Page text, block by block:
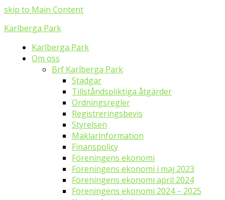
skip to Main Content
Karlberga Park
Karlberga Park
Om oss
Brf Karlberga Park
Stadgar
Tillståndspliktiga åtgärder
Ordningsregler
Registreringsbevis
Styrelsen
Mäklarinformation
Finanspolicy
Föreningens ekonomi
Föreningens ekonomi i maj 2023
Föreningens ekonomi april 2024
Föreningens ekonomi 2024 – 2025